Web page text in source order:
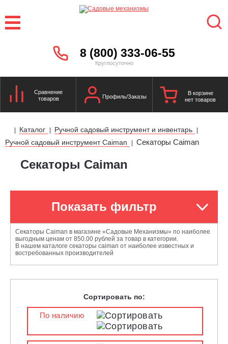
8 (800) 333-06-55
Круглосуточно
Сравнение
товаров
Профиль/Заказы
В корзине
нет товаров
| Каталог | Ручной садовый инструмент и инвентарь |
Ручной садовый инструмент Caiman | Секаторы Caiman
Секаторы Caiman
Показать фильтр
Секаторы Caiman в магазине «Садовые Механизмы» по наиболее
выгодным ценам от 850.00 рублей за товар в категории.
В нашем каталоге секаторы caiman от наиболее известных и
востребованных производителей
Сортировать по:
По наличию